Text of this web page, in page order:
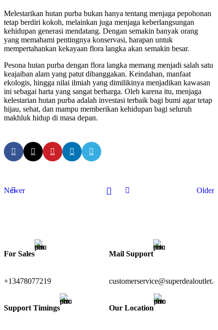
Melestarikan hutan purba bukan hanya tentang menjaga pepohonan
tetap berdiri kokoh, melainkan juga menjaga keberlangsungan
kehidupan generasi mendatang. Dengan semakin banyak orang
yang memahami pentingnya konservasi, harapan untuk
mempertahankan kekayaan flora langka akan semakin besar.
Pesona hutan purba dengan flora langka memang menjadi salah satu
keajaiban alam yang patut dibanggakan. Keindahan, manfaat
ekologis, hingga nilai ilmiah yang dimilikinya menjadikan kawasan
ini sebagai harta yang sangat berharga. Oleh karena itu, menjaga
kelestarian hutan purba adalah investasi terbaik bagi bumi agar tetap
hijau, sehat, dan mampu memberikan kehidupan bagi seluruh
makhluk hidup di masa depan.
Newer Older
For Sales
+13478077219
Mail Support
Support Timings Our Location